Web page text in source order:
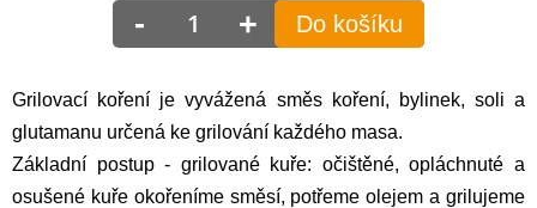
- + Do košíku
Grilovací koření je vyvážená směs koření, bylinek, soli a
glutamanu určená ke grilování každého masa.
Základní postup - grilované kuře: očištěné, opláchnuté a
osušené kuře okořeníme směsí, potřeme olejem a grilujeme